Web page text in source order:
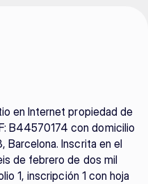
en Internet propiedad de
B44570174 con domicilio
Barcelona. Inscrita en el
de febrero de dos mil
1, inscripción 1 con hoja